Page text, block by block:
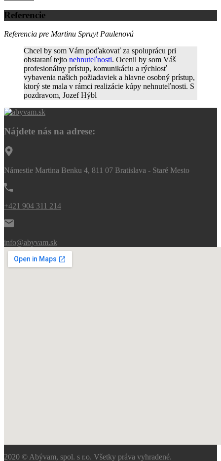
Referencie
Referencia pre Martinu Spruyt Paulenovú
Chcel by som Vám poďakovať za spoluprácu pri
obstaraní tejto nehnuteľnosti. Ocenil by som Váš
profesionálny prístup, komunikáciu a rýchlosť
vybavenia našich požiadaviek a hlavne osobný prístup,
ktorý ste mala v rámci realizácie kúpy nehnuteľnosti. S
pozdravom, Jozef Hýbl
Nájdete nás na adrese:
Námestie Martina Benku 4, 811 07 Bratislava - Staré Mesto
+421 904 311 214
info@abyvam.sk
2020 © Abývam, spol. s r.o. Všetky práva vyhradené.